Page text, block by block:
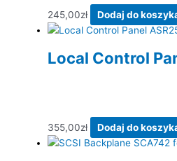
245,00zł Dodaj do
Local Control
355,00zł Dodaj do